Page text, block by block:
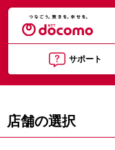
サポート
店舗の選択